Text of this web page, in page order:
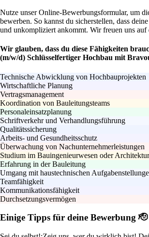
Nutze unser Online-Bewerbungsformular, um
bewerben. So kannst du sicherstellen, dass
und unkompliziert ankommt. Wir freuen uns auf
Wir glauben, dass du diese Fähigkeiten
(m/w/d) Schlüsselfertiger Hochbau mit
Technische Abwicklung von Hochbauprojekten
Wirtschaftliche Planung
Vertragsmanagement
Koordination von Bauleitungsteams
Personaleinsatzplanung
Schriftverkehr und Verhandlungsführung
Qualitätssicherung
Arbeits- und Gesundheitsschutz
Überwachung von Nachunternehmerleistungen
Studium im Bauingenieurwesen oder Architektur
Erfahrung in der Bauleitung
Umgang mit haustechnischen
Teamfähigkeit
Kommunikationsfähigkeit
Durchsetzungsvermögen
Einige Tipps für deine Bewerbung 🫡